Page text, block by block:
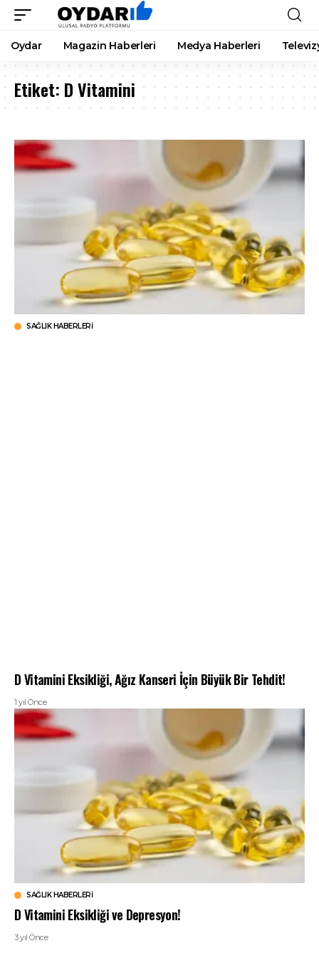
Oydar Magazin Haberleri Medya Haberleri
Etiket: D Vitamini
SAĞLIK HABERLERI
D Vitamini Eksikliği, Ağız Kanseri İçin Büyük Bir Tehdit!
1 yıl Önce
SAĞLIK HABERLERI
D Vitamini Eksikliği ve Depresyon!
3 yıl Önce